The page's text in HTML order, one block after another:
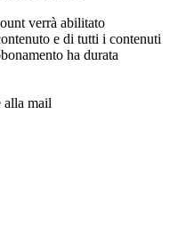
verrà abilitato
e di tutti i contenuti
ha durata
alla mail